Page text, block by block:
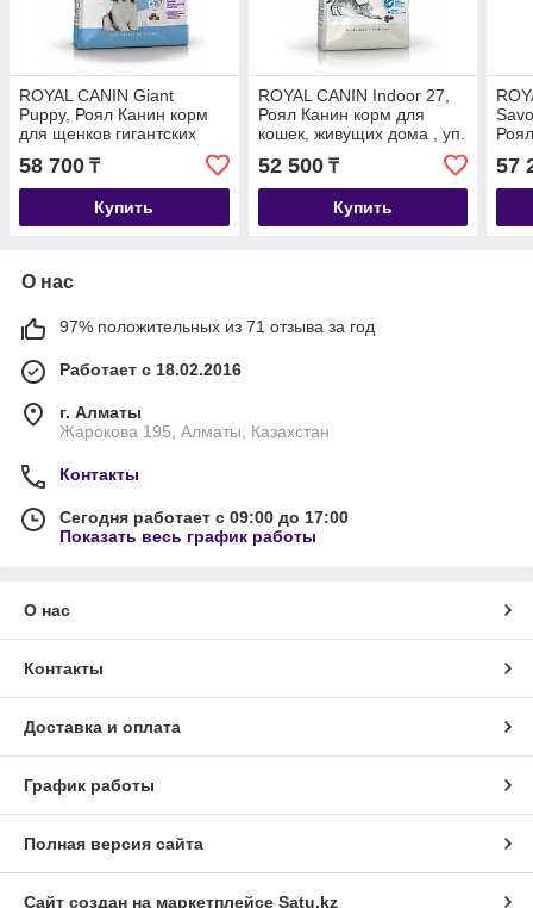
ROYAL CANIN Giant
Puppy, Роял Канин корм
для щенков гигантских
пород с 2 до 8 месяцев,
уп. 15кг
58 700 ₸
Купить
ROYAL CANIN Indoor 27,
Роял Канин корм для
кошек, живущих дома , уп.
52 500₸
Купить
10кг
57
О нас
97% положительных из 71 отзыва за год
Работает с 18.02.2016
г. Алматы
Жарокова 195, Алматы, Казахстан
Контакты
Сегодня работает с 09:00 до 17:00
Показать весь график работы
О нас
Контакты
Доставка и оплата
График работы
Полная версия сайта
Сайт создан на маркетплейсе Satu.kz